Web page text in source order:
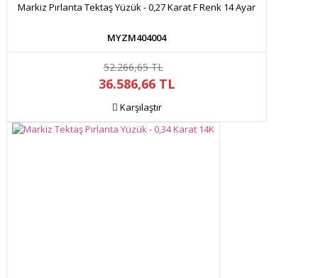
Markiz Pırlanta Tektaş Yüzük - 0,27 Karat F Renk 14 Ayar
MYZM404004
52.266,65 TL
36.586,66 TL
Karşılaştır